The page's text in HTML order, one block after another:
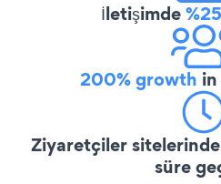
İletişimde
200% growth
Ziyaretçiler sitelerinde
süre